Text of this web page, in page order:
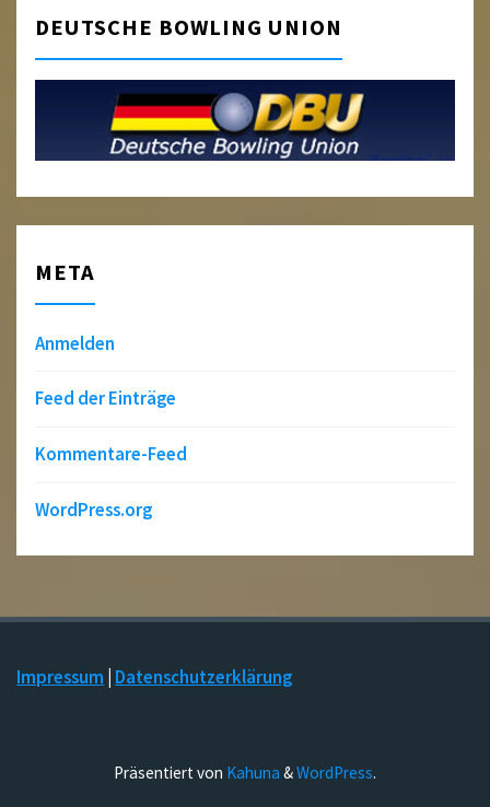
DEUTSCHE BOWLING UNION
META
Anmelden
Feed der Einträge
Kommentare-Feed
WordPress.org
Impressum | Datenschutzerklärung
Präsentiert von Kahuna &WordPress.